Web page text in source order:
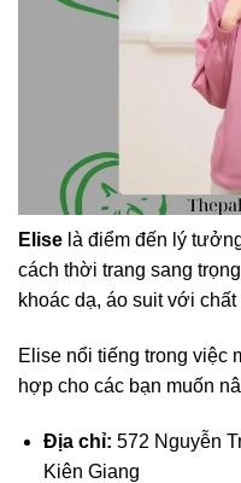
Elise là điểm đến lý
cách thời trang sang
khoác dạ, áo suit với
Elise nổi tiếng trong việc
hợp cho các bạn muốn
Địa chỉ: 572 Nguyễn
Kiên Giang